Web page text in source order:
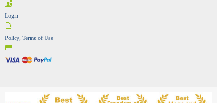
Login
Policy, Terms of Use